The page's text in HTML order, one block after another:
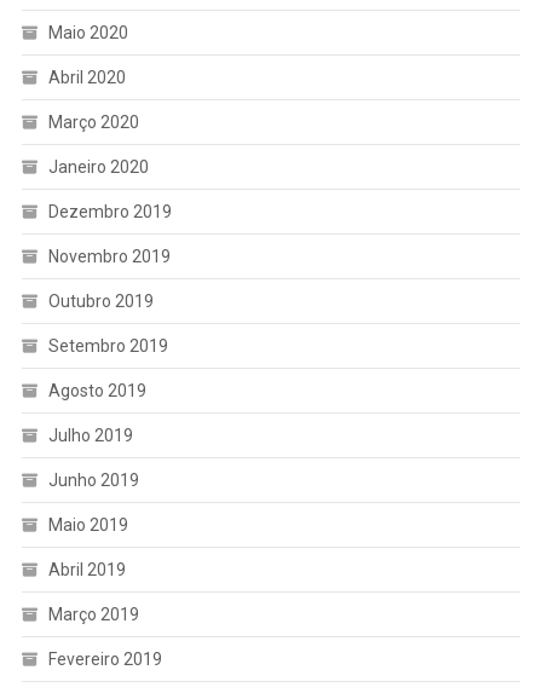
Maio 2020
Abril 2020
Março 2020
Janeiro 2020
Dezembro 2019
Novembro 2019
Outubro 2019
Setembro 2019
Agosto 2019
Julho 2019
Junho 2019
Maio 2019
Abril 2019
Março 2019
Fevereiro 2019